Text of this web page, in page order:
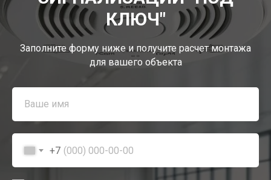
КЛЮЧ"
Заполните форму ниже и получите расчет монтажа
для вашего объекта
Ваше имя
+7